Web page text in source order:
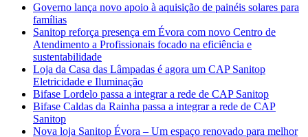
Governo lança novo apoio à aquisição de painéis solares para
famílias
Sanitop reforça presença em Évora com novo Centro de
Atendimento a Profissionais focado na eficiência e
sustentabilidade
Loja da Casa das Lâmpadas é agora um CAP Sanitop
Eletricidade e Iluminação
Bifase Lordelo passa a integrar a rede de CAP Sanitop
Bifase Caldas da Rainha passa a integrar a rede de CAP
Sanitop
Nova loja Sanitop Évora – Um espaço renovado para melhor